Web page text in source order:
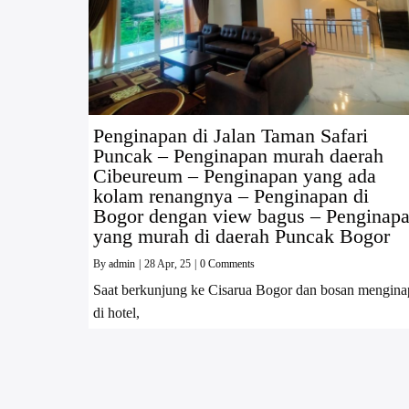
Penginapan di Jalan Taman Safari
Puncak – Penginapan murah daerah
Cibeureum – Penginapan yang ada
kolam renangnya – Penginapan di
Bogor dengan view bagus –
yang murah di daerah Puncak Bogor
By admin 28Apr, 25 0 Comments
Saat berkunjung ke Cisarua Bogor dan bosan
di hotel,